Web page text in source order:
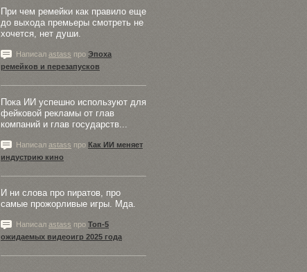
При чем ремейки как правило еще
до выхода премьеры смотреть не
хочется, нет души.
Написал astass про Эпоха
ремейков и перезапусков
Пока ИИ успешно используют для
фейковой рекламы от глав
компаний и глав государств...
Написал astass про Как ИИ меняет
индустрию кино
И ни слова про пиратов, про
самые прожорливые игры. Мда.
Написал astass про Топ-5
ожидаемых видеоигр 2025 года